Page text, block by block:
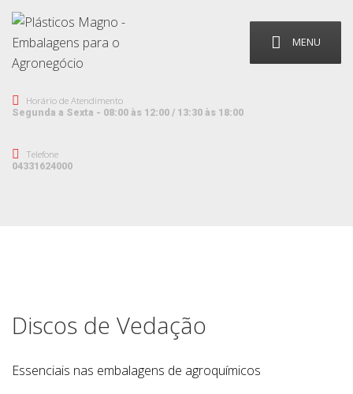
MENU
Horário de Atendimento
Segunda a Sexta - 08:00 às 12:00 / 13:30 às 18:00
Telefone
04331624000
Discos de Vedação
Essenciais nas embalagens de agroquímicos